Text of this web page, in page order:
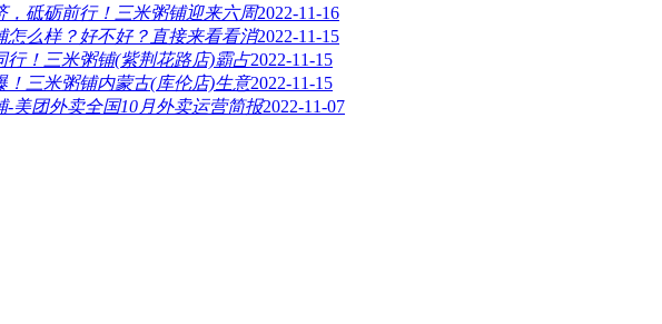
，砥砺前行！三米粥铺迎来六周2022-11-16
怎么样？好不好？直接来看看消2022-11-15
行！三米粥铺(紫荆花路店)霸占2022-11-15
！三米粥铺内蒙古(库伦店)生意2022-11-15
-美团外卖全国10月外卖运营简报2022-11-07